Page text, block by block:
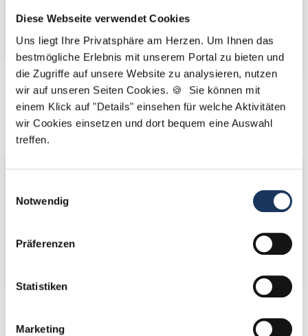
Diese Webseite verwendet Cookies
Uns liegt Ihre Privatsphäre am Herzen. Um Ihnen das
bestmögliche Erlebnis mit unserem Portal zu bieten und
die Zugriffe auf unsere Website zu analysieren, nutzen
wir auf unseren Seiten Cookies. 🍪 Sie können mit
einem Klick auf "Details" einsehen für welche Aktivitäten
wir Cookies einsetzen und dort bequem eine Auswahl
treffen.
Notwendig
Präferenzen
Statistiken
Marketing
Kooperations-
Partner
Kooperations-
Partner
Netzwerk-Partner